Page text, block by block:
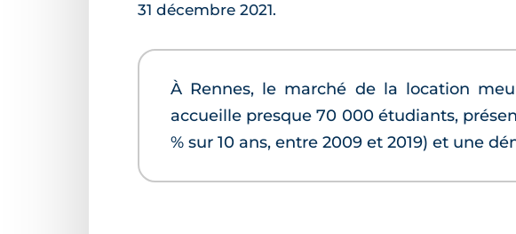
31 décembre 2021.
À Rennes, le marché de la location
accueille presque 70 000 étudiants,
% sur 10 ans, entre 2009 et 2019) et une